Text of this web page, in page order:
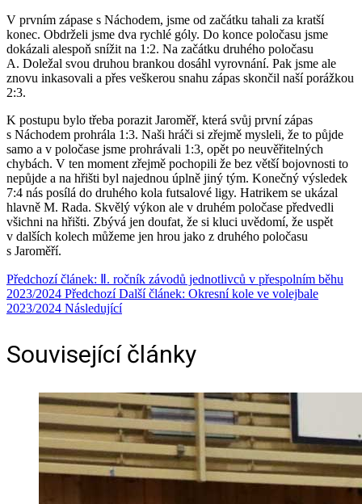
V prvním zápase s Náchodem, jsme od začátku tahali za kratší
konec. Obdrželi jsme dva rychlé góly. Do konce poločasu jsme
dokázali alespoň snížit na 1:2. Na začátku druhého poločasu
A. Doležal svou druhou brankou dosáhl vyrovnání. Pak jsme ale
znovu inkasovali a přes veškerou snahu zápas skončil naší porážkou
2:3.
K postupu bylo třeba porazit Jaroměř, která svůj první zápas
s Náchodem prohrála 1:3. Naši hráči si zřejmě mysleli, že to půjde
samo a v poločase jsme prohrávali 1:3, opět po neuvěřitelných
chybách. V ten moment zřejmě pochopili že bez větší bojovnosti to
nepůjde a na hřišti byl najednou úplně jiný tým. Konečný výsledek
7:4 nás posílá do druhého kola futsalové ligy. Hatrikem se ukázal
hlavně M. Rada. Skvělý výkon ale v druhém poločase předvedli
všichni na hřišti. Zbývá jen doufat, že si kluci uvědomí, že uspět
v dalších kolech můžeme jen hrou jako z druhého poločasu
s Jaroměří.
Předchozí článek: Ⅱ. ročník závodů jednotlivců v přespolním běhu
2023/2024 Předchozí Další článek: Okresní kole ve volejbale
2023/2024 Následující
Související články